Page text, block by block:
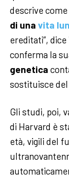
descrive
di una vita
ereditati”,
conferma la
genetica
sostituisce
Gli studi, poi,
di Harvard è
età, vigili del